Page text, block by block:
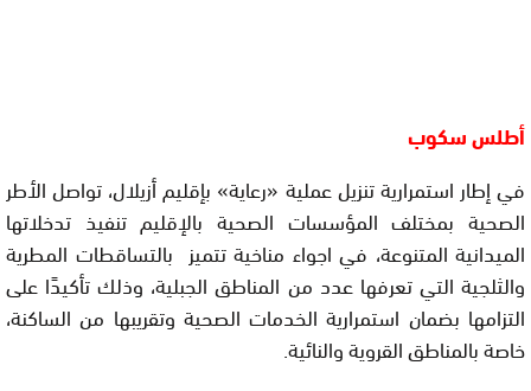
أطلس سكوب
في إطار استمرارية تنزيل عملية «رعاية» بإقليم أزيلال، تواصل الأطر
الصحية بمختلف المؤسسات الصحية بالإقليم تنفيذ تدخلاتها
الميدانية المتنوعة، في اجواء مناخية تتميز بالتساقطات المطرية
والثلجية التي تعرفها عدد من المناطق الجبلية، وذلك تأكيدًا على
التزامها بضمان استمرارية الخدمات الصحية وتقريبها من الساكنة،
خاصة بالمناطق القروية والنائية.